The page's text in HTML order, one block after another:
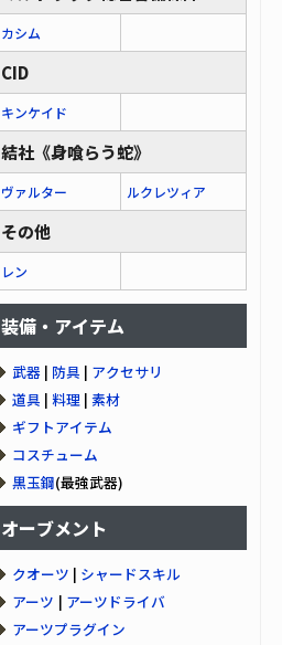
カシム
CID
キンケイド
結社《身喰らう蛇》
ヴァルター ルクレツィア
その他
レン
装備・アイテム
武器 | 防具 | アクセサリ
道具 | 料理 | 素材
ギフトアイテム
コスチューム
黒玉鋼(最強武器)
オーブメント
クオーツ | シャードスキル
アーツ | アーツドライバ
アーツプラグイン